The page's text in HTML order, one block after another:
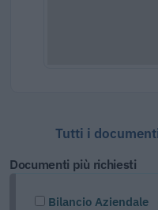
Tutti i
Documenti più richiesti
Bilancio Aziendale